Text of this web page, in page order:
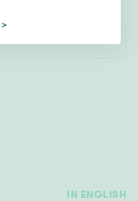
IN ENGLISH